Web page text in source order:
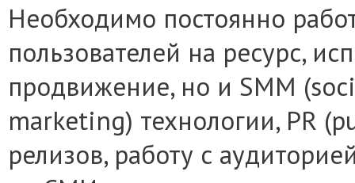
Необходимо постоянно
пользователей на ресурс,
продвижение, но и SMM
marketing) технологии, PR
релизов, работу с